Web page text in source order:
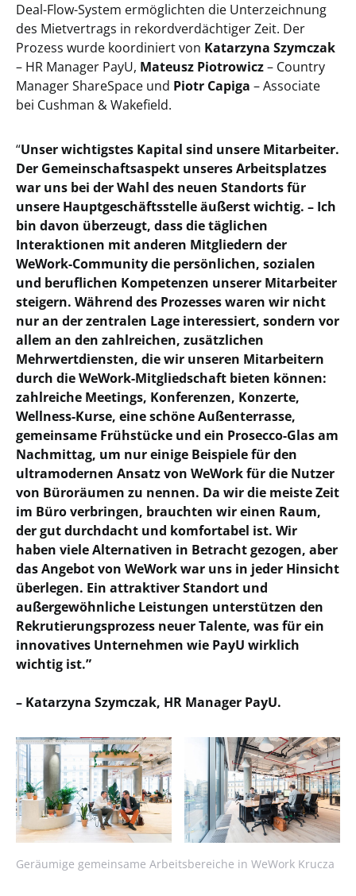
Deal-Flow-System ermöglichten die Unterzeichnung
des Mietvertrags in rekordverdächtiger Zeit. Der
Prozess wurde koordiniert von Katarzyna Szymczak
– HR Manager PayU, Mateusz Piotrowicz– Country
Manager ShareSpace und Piotr Capiga – Associate
bei Cushman & Wakefield.
“Unser wichtigstes Kapital sind unsere Mitarbeiter.
Der Gemeinschaftsaspekt unseres Arbeitsplatzes
war uns bei der Wahl des neuen Standorts für
unsere Hauptgeschäftsstelle äußerst wichtig. – Ich
bin davon überzeugt, dass die täglichen
Interaktionen mit anderen Mitgliedern der
WeWork-Community die persönlichen, sozialen
und beruflichen Kompetenzen unserer Mitarbeiter
steigern. Während des Prozesses waren wir nicht
nur an der zentralen Lage interessiert, sondern vor
allem an den zahlreichen, zusätzlichen
Mehrwertdiensten, die wir unseren Mitarbeitern
durch die WeWork-Mitgliedschaft bieten können:
zahlreiche Meetings, Konferenzen, Konzerte,
Wellness-Kurse, eine schöne Außenterrasse,
gemeinsame Frühstücke und ein Prosecco-Glas am
Nachmittag, um nur einige Beispiele für den
ultramodernen Ansatz von WeWork für die Nutzer
von Büroräumen zu nennen. Da wir die meiste Zeit
im Büro verbringen, brauchten wir einen Raum,
der gut durchdacht und komfortabel ist. Wir
haben viele Alternativen in Betracht gezogen, aber
das Angebot von WeWork war uns in jeder Hinsicht
überlegen. Ein attraktiver Standort und
außergewöhnliche Leistungen unterstützen den
Rekrutierungsprozess neuer Talente, was für ein
innovatives Unternehmen wie PayU wirklich
wichtig ist.”
– Katarzyna Szymczak, HR Manager PayU.
Geräumige gemeinsame Arbeitsbereiche in WeWork Krucza